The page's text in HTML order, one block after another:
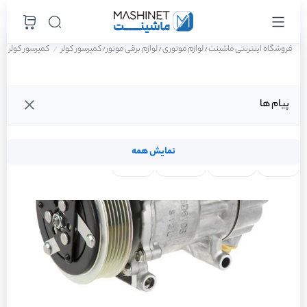
پیام ها
نمایش همه
فروشگاه اینترنتی ماشینت/لوازم موتوری/لوازم برقی موتور/کمپرسور کولر کمپرسور کولر پژو 206 تیپ 2 سال